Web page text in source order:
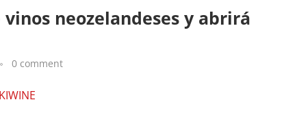
neozelandeses y abrirá
0 comment